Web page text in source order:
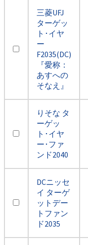
三菱UFJ
ターゲッ
ト･イヤ
ー
F2035(DC)
『愛称：
あすへの
そなえ』
りそな タ
ーゲッ
ト･イヤ
ー･ファ
ンド2040
DCニッセ
イ ターゲ
ットデー
トファン
ド2035